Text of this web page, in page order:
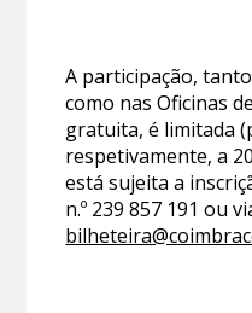
A participação,
como nas Oficinas
gratuita, é limitada
respetivamente, a
está sujeita a
n.º 239 857 191 ou